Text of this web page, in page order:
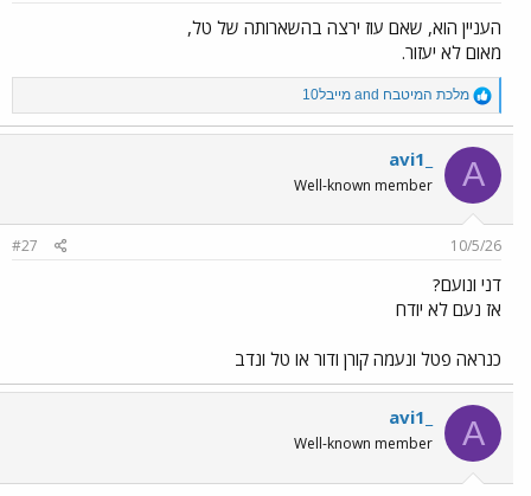
העניין הוא, שאם עוז ירצה בהשארותה של טל,
מאום לא יעזור.
R
e
a
c
t
i
o
s
מלכת המיטבח מייבל10
A
avi1_
Well-known member
10/5/26
#27
דני ונועם?
אז נעם לא יודח
כנראה פטל ונעמה קורן ודור או טל ונדב
A
avi1_
Well-known member